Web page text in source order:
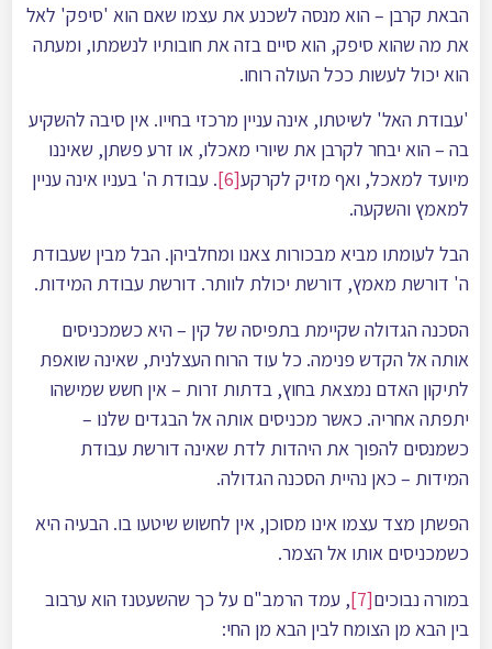
הבאת קרבן – הוא מנסה לשכנע את עצמו שאם הוא 'סיפק' לאל
את מה שהוא סיפק, הוא סיים בזה את חובותיו לנשמתו, ומעתה
הוא יכול לעשות ככל העולה רוחו.
'עבודת האל' לשיטתו, אינה עניין מרכזי בחייו. אין סיבה להשקיע
בה – הוא יבחר לקרבן את שיורי מאכלו, או זרע פשתן, שאיננו
מיועד למאכל, ואף מזיק לקרקע[6]
. עבודת ה' בעניו אינה עניין
למאמץ והשקעה.
הבל לעומתו מביא מבכורות צאנו ומחלביהן. הבל מבין שעבודת
ה' דורשת מאמץ, דורשת יכולת לוותר. דורשת עבודת המידות.
הסכנה הגדולה שקיימת בתפיסה של קין – היא כשמכניסים
אותה אל הקדש פנימה. כל עוד הרוח העצלנית, שאינה שואפת
לתיקון האדם נמצאת בחוץ, בדתות זרות – אין חשש שמישהו
יתפתה אחריה. כאשר מכניסים אותה אל הבגדים שלנו –
כשמנסים להפוך את היהדות לדת שאינה דורשת עבודת
המידות – כאן נהיית הסכנה הגדולה.
הפשתן מצד עצמו אינו מסוכן, אין לחשוש שיטעו בו. הבעיה היא
כשמכניסים אותו אל הצמר.
במורה נבוכים[7]
, עמד הרמב"ם על כך שהשעטנז הוא ערבוב
בין הבא מן הצומח לבין הבא מן החי: